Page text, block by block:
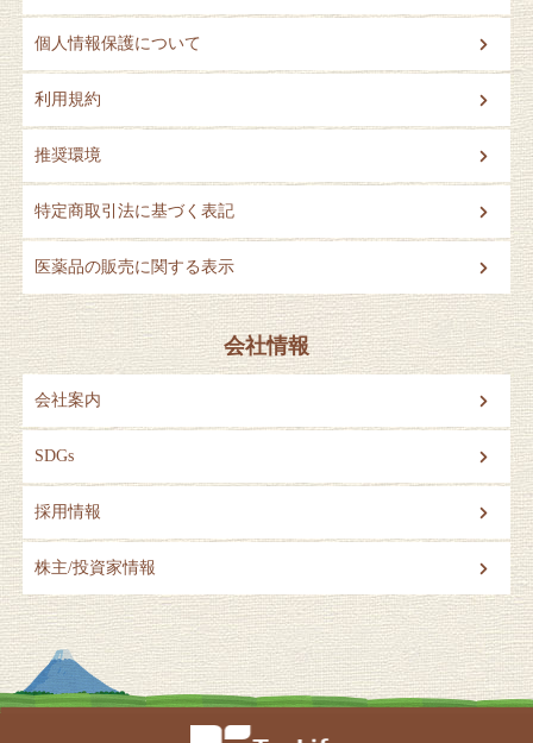
個人情報保護について
利用規約
推奨環境
特定商取引法に基づく表記
医薬品の販売に関する表示
会社情報
会社案内
SDGs
採用情報
株主/投資家情報